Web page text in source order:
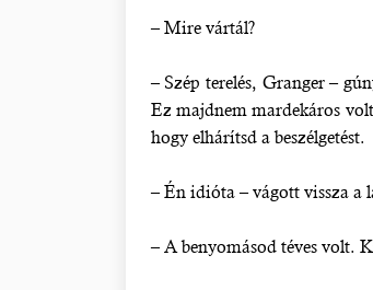
– Mire vártál?
– Szép terelés, Granger –
Ez majdnem mardekáros
hogy elhárítsd a beszélgetést.
– Én idióta – vágott vissza a
– A benyomásod téves volt.